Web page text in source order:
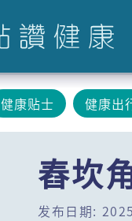
健康贴士 健康出
舂坎
发布日期: